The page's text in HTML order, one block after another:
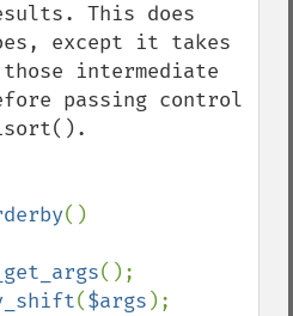
This does
except it takes
intermediate
passing control
()
();
($args );